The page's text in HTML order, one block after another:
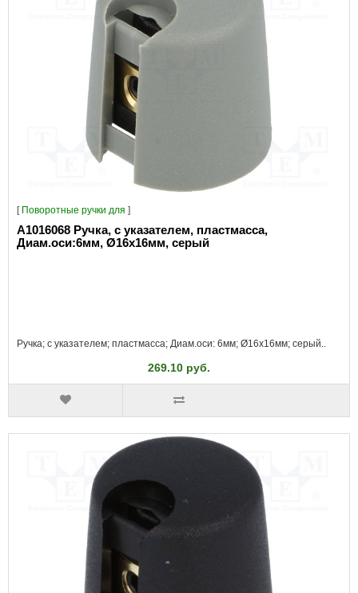
[ Поворотные ручки для ]
A1016068 Ручка, с указателем, пластмасса,
Диам.оси:6мм, Ø16x16мм, серый
Ручка; с указателем; пластмасса; Диам.оси: 6мм; Ø16x16мм; серый..
269.10 руб.